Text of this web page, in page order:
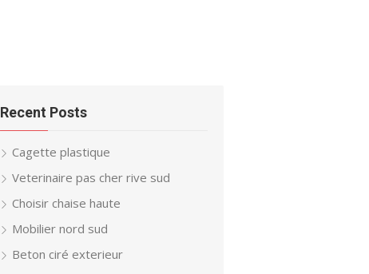
Recent Posts
Cagette plastique
Veterinaire pas cher rive sud
Choisir chaise haute
Mobilier nord sud
Beton ciré exterieur